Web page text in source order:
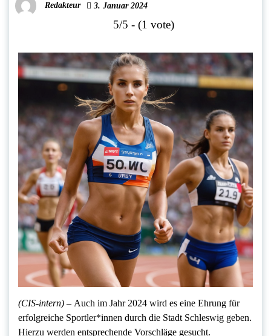
Redakteur 3. Januar 2024
5/5 - (1 vote)
(CIS-intern) – Auch im Jahr 2024 wird es eine Ehrung für
erfolgreiche Sportler*innen durch die Stadt Schleswig geben.
Hierzu werden entsprechende Vorschläge gesucht.